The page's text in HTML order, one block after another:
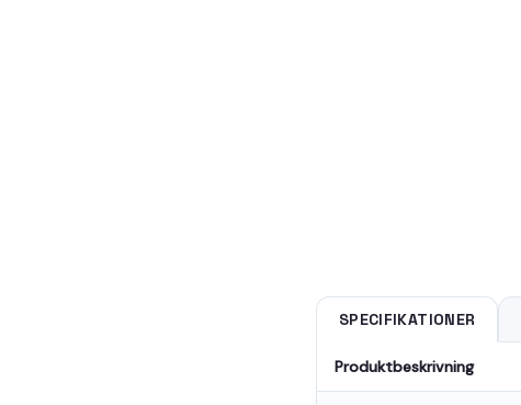
SPECIFIKATIONER
Produktbeskrivning